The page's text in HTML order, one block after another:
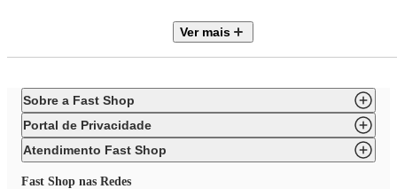
quando se trata de ferramentas de cozinha elegantes que também
impressionam pela sua utilização diária na cozinha.
Ver mais
Sobre a Fast Shop
Portal de Privacidade
Atendimento Fast Shop
Fast Shop nas Redes